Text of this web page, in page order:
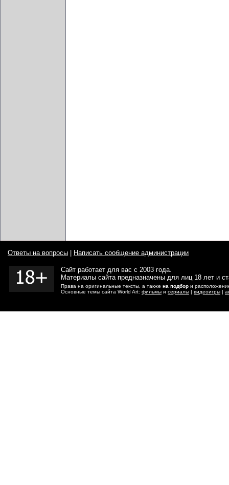
Ответы на вопросы Написать сообщение администрации
Сайт работает для вас с 2003 года.
Материалы сайта предназначены для лиц 18 лет и
Права на оригинальные тексты, а также на подбор и
Основные темы сайта World Art: фильмы и сериалы | видеоигры |